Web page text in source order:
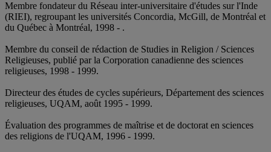
Membre fondateur du Réseau inter-universitaire d'études sur l'Inde
(RIEI), regroupant les universités Concordia, McGill, de Montréal et
du Québec à Montréal, 1998 - .
Membre du conseil de rédaction de Studies in Religion / Sciences
Religieuses, publié par la Corporation canadienne des sciences
religieuses, 1998 - 1999.
Directeur des études de cycles supérieurs, Département des sciences
religieuses, UQAM, août 1995 - 1999.
Évaluation des programmes de maîtrise et de doctorat en sciences
des religions de l'UQAM, 1996 - 1999.